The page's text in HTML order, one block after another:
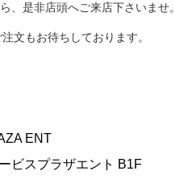
、是非店頭へご来店下さいませ。
文もお待ちしております。
ENT
ビスプラザエント B1F